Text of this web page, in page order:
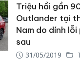
Triệu hồi gần
Outlander tại
Nam do dính
sau
31/05/2019